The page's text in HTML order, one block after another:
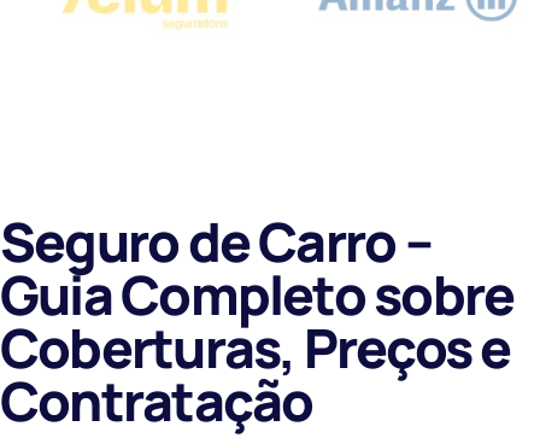
Seguro de Carro –
Guia Completo sobre
Coberturas, Preços e
Contratação